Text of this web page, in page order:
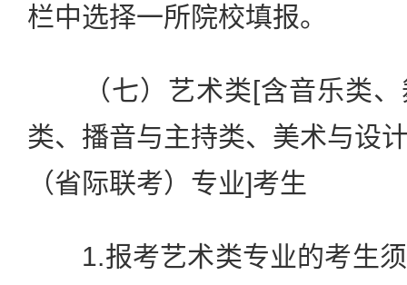
栏中选择一所院校填报。
（七）艺术类[含音乐类、
类、播音与主持类、美术与设
（省际联考）专业]考生
1.报考艺术类专业的考生须